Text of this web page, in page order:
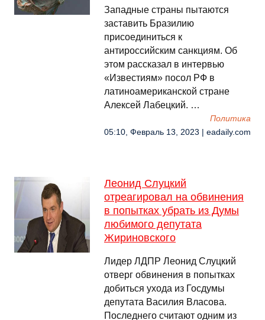
Западные страны пытаются
заставить Бразилию
присоединиться к
антироссийским санкциям. Об
этом рассказал в интервью
«Известиям» посол РФ в
латиноамериканской стране
Алексей Лабецкий. …
Политика
05:10, Февраль 13, 2023 | eadaily.com
Леонид Слуцкий
отреагировал на обвинения
в попытках убрать из Думы
любимого депутата
Жириновского
Лидер ЛДПР Леонид Слуцкий
отверг обвинения в попытках
добиться ухода из Госдумы
депутата Василия Власова.
Последнего считают одним из